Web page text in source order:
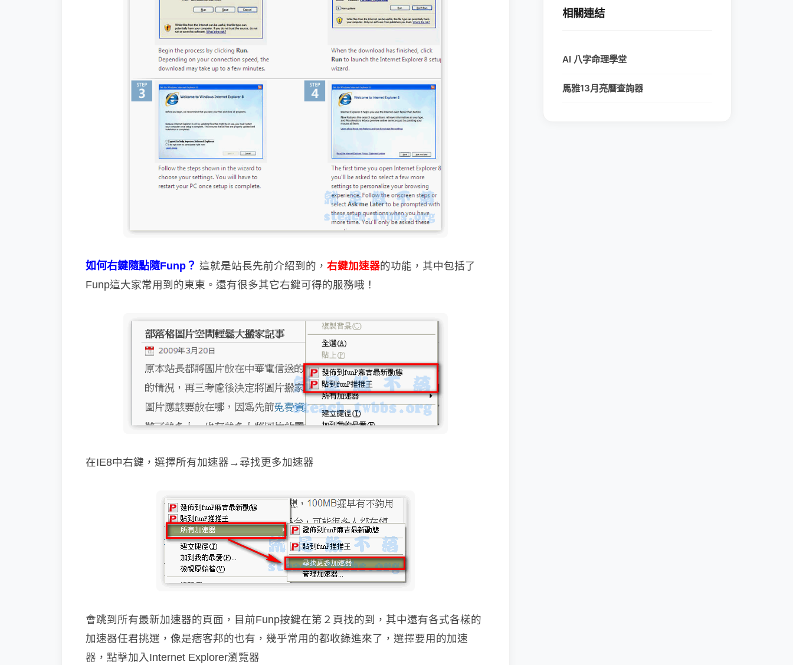
如何右鍵隨點隨Funp？ 這就是站長先前介紹到的， 右鍵加速器的功能，其中包括了
Funp這大家常用到的東東。還有很多其它右鍵可得的服務哦！
在IE8中右鍵，選擇所有加速器→尋找更多加速器
會跳到所有最新加速器的頁面，目前Funp按鍵在第２頁找的到，其中還有各式各樣的
加速器任君挑選，像是痞客邦的也有，幾乎常用的都收錄進來了，選擇要用的加速
器，點擊加入Internet Explorer瀏覽器
相關連結
AI 八字命理學堂
馬雅13月亮曆查詢器